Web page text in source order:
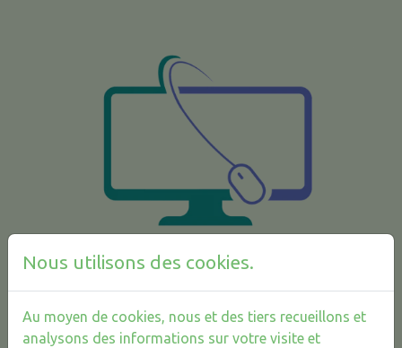
Nous utilisons des cookies.
Au moyen de cookies, nous et des tiers recueillons et
analysons des informations sur votre visite et